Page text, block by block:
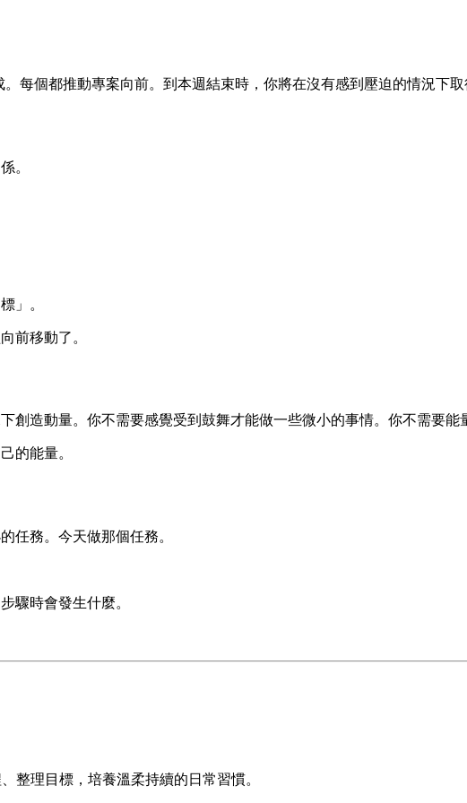
每個都推動專案向前。到本週結束時，你將在沒有感到壓迫的情況下取
。
」。
前移動了。
創造動量。你不需要感覺受到鼓舞才能做一些微小的事情。你不需要能
的能量。
任務。今天做那個任務。
驟時會發生什麼。
整理目標，培養溫柔持續的日常習慣。